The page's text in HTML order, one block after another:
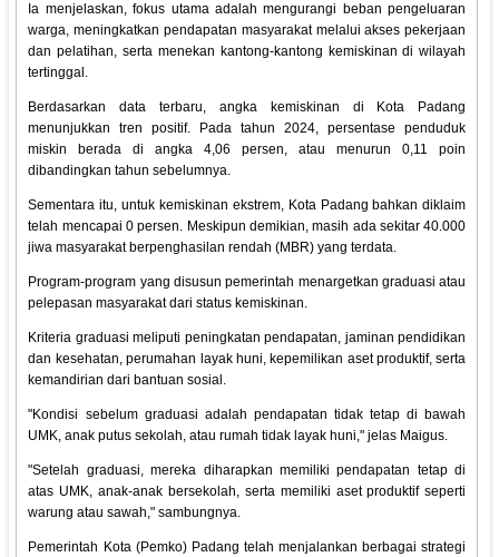
Ia menjelaskan, fokus utama adalah mengurangi beban pengeluaran
warga, meningkatkan pendapatan masyarakat melalui akses pekerjaan
dan pelatihan, serta menekan kantong-kantong kemiskinan di wilayah
tertinggal.
Berdasarkan data terbaru, angka kemiskinan di Kota Padang
menunjukkan tren positif. Pada tahun 2024, persentase penduduk
miskin berada di angka 4,06 persen, atau menurun 0,11 poin
dibandingkan tahun sebelumnya.
Sementara itu, untuk kemiskinan ekstrem, Kota Padang bahkan diklaim
telah mencapai 0 persen. Meskipun demikian, masih ada sekitar 40.000
jiwa masyarakat berpenghasilan rendah (MBR) yang terdata.
Program-program yang disusun pemerintah menargetkan graduasi atau
pelepasan masyarakat dari status kemiskinan.
Kriteria graduasi meliputi peningkatan pendapatan, jaminan pendidikan
dan kesehatan, perumahan layak huni, kepemilikan aset produktif, serta
kemandirian dari bantuan sosial.
"Kondisi sebelum graduasi adalah pendapatan tidak tetap di bawah
UMK, anak putus sekolah, atau rumah tidak layak huni," jelas Maigus.
"Setelah graduasi, mereka diharapkan memiliki pendapatan tetap di
atas UMK, anak-anak bersekolah, serta memiliki aset produktif seperti
warung atau sawah," sambungnya.
Pemerintah Kota (Pemko) Padang telah menjalankan berbagai strategi